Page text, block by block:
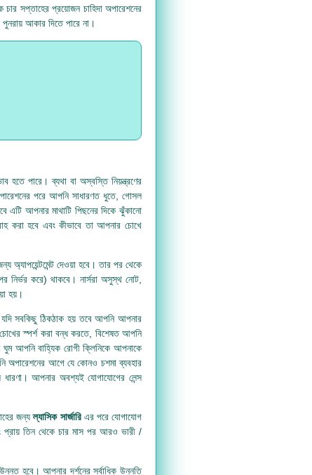
সপ্তাহের প্রয়োজন চাহিদা অপারেশনের
আকার দিতে পারে না।
হতে পারে। ব্যথা বা অস্বস্তি নিয়ন্ত্রণের
পরে আপনি সাধারণত ধুতে, গোসল
আপনার মাথাটি পিছনের দিকে ঝুঁকানো
করা হবে এবং কীভাবে তা আপনার চোখে
দেওয়া হবে। তার পর থেকে
নির্ভর করে) থাকবে। নার্সরা অসুস্থ নোট,
হয়।
যদি সবকিছু ঠিকঠাক হয় তবে আপনি আপনার
স্পর্শ করা বন্ধ করতে, বিশেষত আপনি
আপনি বাহ্যিক রোগী ক্লিনিকে আপনাকে
অপারেশনের আগে যে কোনও চশমা ব্যবহার
আপনার অবশ্যই যোগাযোগের লেন্স
জন্যল্যাসিক সার্জারিএর পরে যোগাযোগ
প্রায় তিন থেকে চার মাস পর আরও ভারী /
হবে। আপনার দর্শনের সর্বাধিক উন্নতি